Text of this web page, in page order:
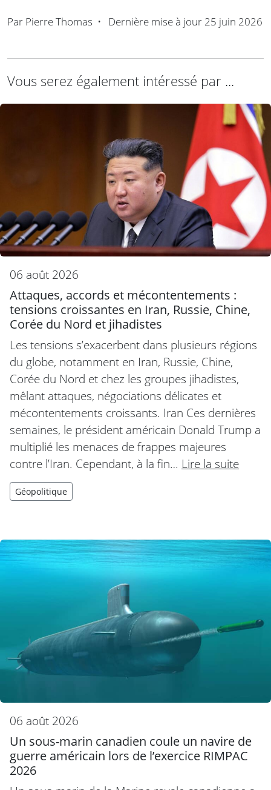
Par Pierre Thomas • Dernière mise à jour 25 juin 2026
Vous serez également intéressé par ...
06 août 2026
Attaques, accords et mécontentements :
tensions croissantes en Iran, Russie, Chine,
Corée du Nord et jihadistes
Les tensions s’exacerbent dans plusieurs régions
du globe, notamment en Iran, Russie, Chine,
Corée du Nord et chez les groupes jihadistes,
mêlant attaques, négociations délicates et
mécontentements croissants. Iran Ces dernières
semaines, le président américain Donald Trump a
multiplié les menaces de frappes majeures
contre l’Iran. Cependant, à la fin… Lire la suite
Géopolitique
06 août 2026
Un sous-marin canadien coule un navire de
guerre américain lors de l’exercice RIMPAC
2026